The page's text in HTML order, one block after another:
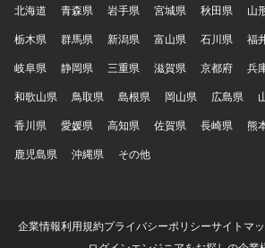
北海道
青森県 岩手県 宮城県 秋田県 山
栃木県
群馬県 新潟県 富山県 石川県 福
岐阜県
静岡県 三重県 滋賀県 京都府 兵
和歌山県
鳥取県 島根県 岡山県 広島県
香川県
愛媛県 高知県 佐賀県 長崎県 熊
鹿児島県
沖縄県 その他
企業情報利用規約プライバシーポリシーサイトマ